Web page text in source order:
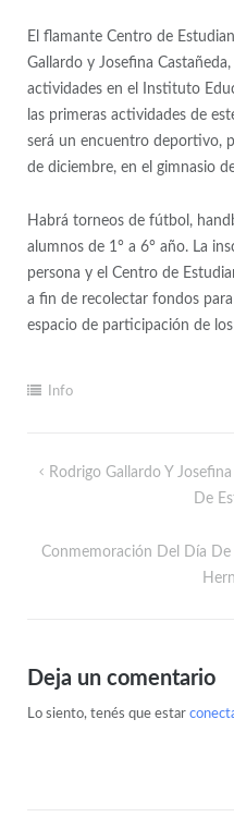
El flamante Centro de
Gallardo y Josefina
actividades en el Instituto
las primeras actividades de
será un encuentro deportivo,
de diciembre, en el gimnasio
Habrá torneos de fútbol,
alumnos de 1° a 6° año. La
persona y el Centro de
a fin de recolectar fondos
espacio de participación de
Info
Rodrigo Gallardo Y
De
Conmemoración Del Día De
Deja un comentario
Lo siento, tenés que estar